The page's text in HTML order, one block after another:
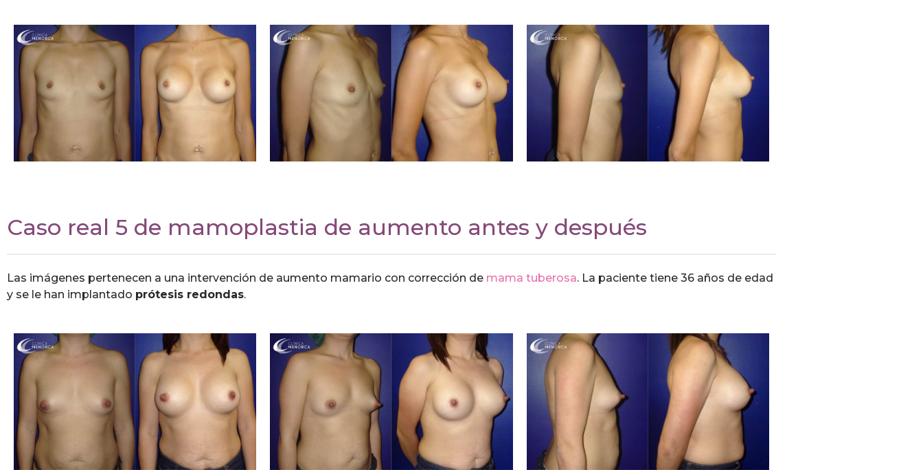
Caso real 5 de mamoplastia de aumento antes y después
Las imágenes pertenecen a una intervención de aumento mamario con corrección de mama tuberosa. La paciente tiene 36 años de edad
y se le han implantado prótesis redondas.